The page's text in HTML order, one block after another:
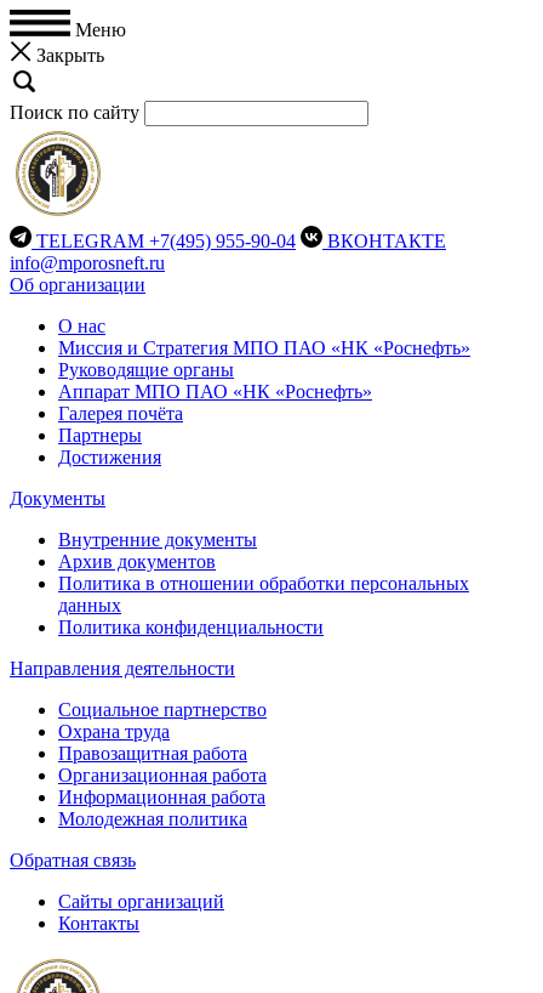
Меню
Закрыть
Поиск по сайту
TELEGRAM +7(495) 955-90-04
ВКОНТАКТЕ
info@mporosneft.ru
Об организации
О нас
Миссия и Стратегия МПО ПАО «НК «Роснефть»
Руководящие органы
Аппарат МПО ПАО «НК «Роснефть»
Галерея почёта
Партнеры
Достижения
Документы
Внутренние документы
Архив документов
Политика в отношении обработки персональных
данных
Политика конфиденциальности
Направления деятельности
Социальное партнерство
Охрана труда
Правозащитная работа
Организационная работа
Информационная работа
Молодежная политика
Обратная связь
Сайты организаций
Контакты